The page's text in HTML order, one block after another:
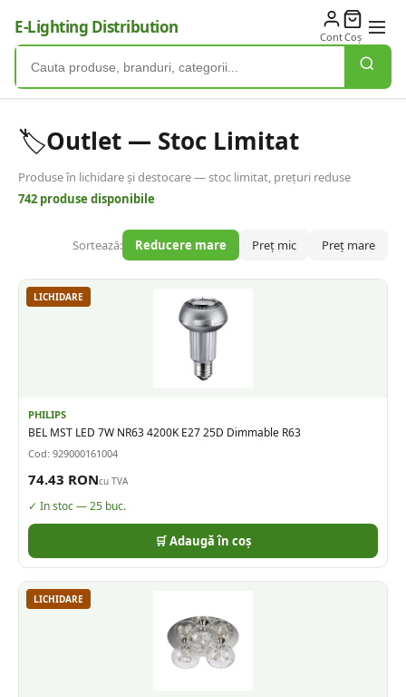
E-Lighting Distribution ContCoș
🏷️Outlet — Stoc Limitat
Produse în lichidare și destocare — stoc limitat, prețuri reduse
742 produse disponibile
Sortează: Reducere mare Preț mic Preț mare
LICHIDARE
PHILIPS
BEL MST LED 7W NR63 4200K E27 25D Dimmable R63
Cod: 929000161004
74.43 RONcu TVA
✓ In stoc —25 buc.
🛒 Adaugă în coș
LICHIDARE